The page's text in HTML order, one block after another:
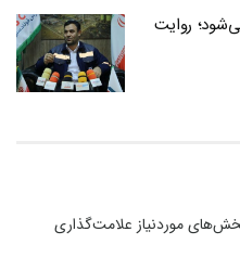
روایت
موردنیاز علامت‌گذاری